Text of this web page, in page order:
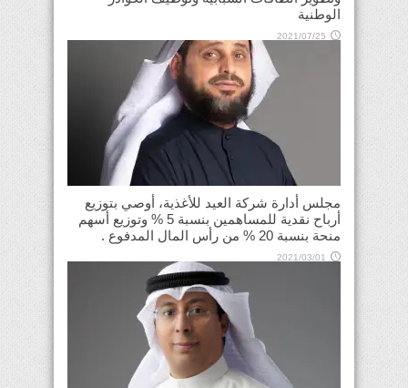
الوطنية
2021/07/25
مجلس أدارة شركة العيد للأغذية، أوصي بتوزيع
أرباح نقدية للمساهمين بنسبة 5 % وتوزيع أسهم
منحة بنسبة 20 % من رأس المال المدفوع .
2021/03/01